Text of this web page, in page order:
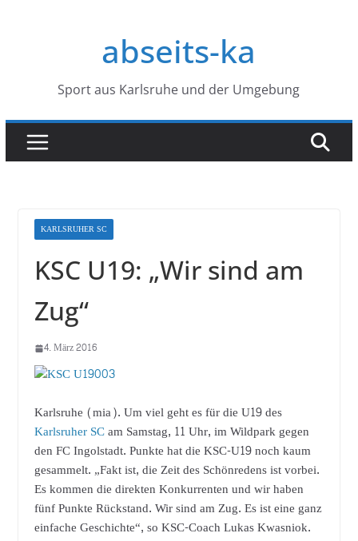
abseits-ka
Sport aus Karlsruhe und der Umgebung
KARLSRUHER SC
KSC U19: „Wir sind am
Zug“
4. März 2016
Karlsruhe (mia). Um viel geht es für die U19 des
Karlsruher SCam Samstag, 11 Uhr, im Wildpark gegen
den FC Ingolstadt. Punkte hat die KSC-U19 noch kaum
gesammelt. „Fakt ist, die Zeit des Schönredens ist vorbei.
Es kommen die direkten Konkurrenten und wir haben
fünf Punkte Rückstand. Wir sind am Zug. Es ist eine ganz
einfache Geschichte“, so KSC-Coach Lukas Kwasniok.